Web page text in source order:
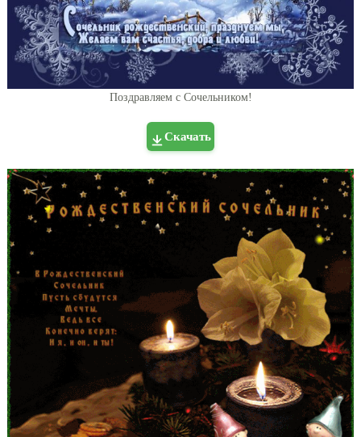
Поздравляем с Сочельником!
Скачать